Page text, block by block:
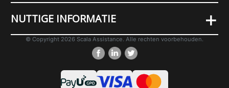
NUTTIGE INFORMATIE +
© Copyright 2026 Scala Assistance. Alle rechten voorbehouden.